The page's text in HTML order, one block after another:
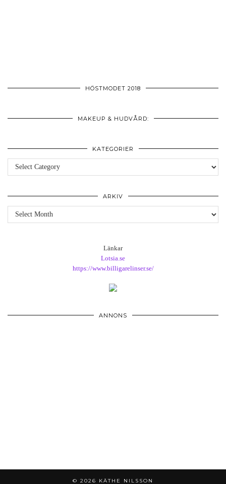
HÖSTMODET 2018
MAKEUP & HUDVÅRD:
KATEGORIER
Kategorier
ARKIV
Arkiv
Länkar
Lotsia.se
https://www.billigarelinser.se/
ANNONS
© 2026 KÄTHE NILSSON